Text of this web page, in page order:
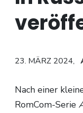
Previews
Gaming-
23. MÄRZ 2024,
Nach einer kleinen Verspätung feiert die
RomCom-Serie